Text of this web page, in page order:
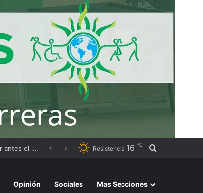
Resistencia 16 ℃ Buscar por
Opinión Sociales Mas Secciones